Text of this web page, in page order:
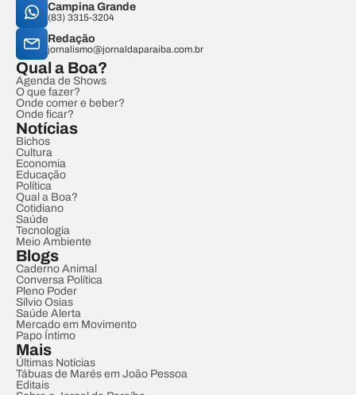
Campina Grande
(83) 3315-3204
Redação
jornalismo@jornaldaparaiba.com.br
Qual a Boa?
Agenda de Shows
O que fazer?
Onde comer e beber?
Onde ficar?
Notícias
Bichos
Cultura
Economia
Educação
Política
Qual a Boa?
Cotidiano
Saúde
Tecnologia
Meio Ambiente
Blogs
Caderno Animal
Conversa Política
Pleno Poder
Sílvio Osias
Saúde Alerta
Mercado em Movimento
Papo Íntimo
Mais
Últimas Notícias
Tábuas de Marés em João Pessoa
Editais